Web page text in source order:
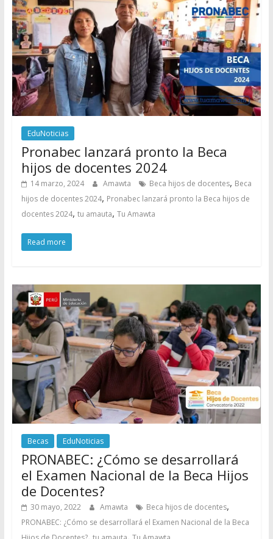
EduNoticias
Pronabec lanzará pronto la Beca
hijos de docentes 2024
14 marzo, 2024 Amawta Beca hijos de docentes, Beca
hijos de docentes 2024, Pronabec lanzará pronto la Beca hijos de
docentes 2024, tu amauta, Tu Amawta
Read more
Becas EduNoticias
PRONABEC: ¿Cómo se desarrollará
el Examen Nacional de la Beca Hijos
de Docentes?
30 mayo, 2022 Amawta Beca hijos de docentes,
PRONABEC: ¿Cómo se desarrollará el Examen Nacional de la Beca